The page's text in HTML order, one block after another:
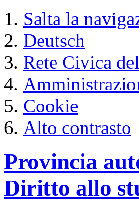
Salta la
Deutsch
Rete Civica
Cookie
Alto contrasto
Provincia
Diritto allo